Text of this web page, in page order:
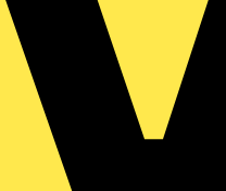
Datenschutzerklärung